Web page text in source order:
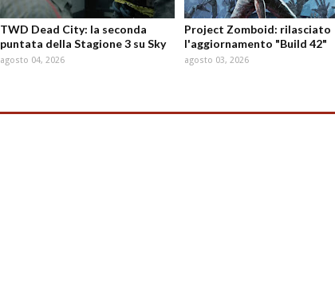
TWD Dead City: la seconda
puntata della Stagione 3 su Sky
agosto 04, 2026
Project Zomboid: rilasciato
l'aggiornamento "Build 42"
agosto 03, 2026